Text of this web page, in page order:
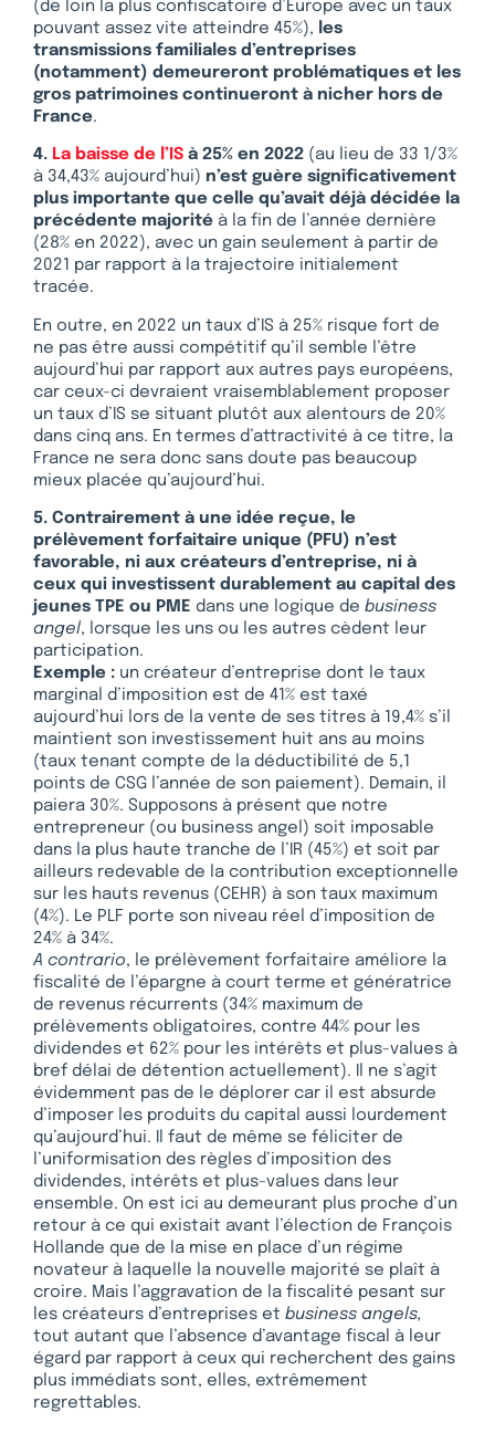
(de loin la plus confiscatoire d’Europe avec un taux
pouvant assez vite atteindre 45%), les
transmissions familiales d’entreprises
(notamment) demeureront problématiques et les
gros patrimoines continueront à nicher hors de
France.
4. La baisse de l’IS à 25% en 2022 (au lieu de 33 1/3%
à 34,43% aujourd’hui) n’est guère significativement
plus importante que celle qu’avait déjà décidée la
précédente majorité à la fin de l’année dernière
(28% en 2022), avec un gain seulement à partir de
2021 par rapport à la trajectoire initialement
tracée.
En outre, en 2022 un taux d’IS à 25% risque fort de
ne pas être aussi compétitif qu’il semble l’être
aujourd’hui par rapport aux autres pays européens,
car ceux-ci devraient vraisemblablement proposer
un taux d’IS se situant plutôt aux alentours de 20%
dans cinq ans. En termes d’attractivité à ce titre, la
France ne sera donc sans doute pas beaucoup
mieux placée qu’aujourd’hui.
5. Contrairement à une idée reçue, le
prélèvement forfaitaire unique (PFU) n’est
favorable, ni aux créateurs d’entreprise, ni à
ceux qui investissent durablement au capital des
jeunes TPE ou PME dans une logique de business
angel, lorsque les uns ou les autres cèdent leur
participation.
Exemple : un créateur d’entreprise dont le taux
marginal d’imposition est de 41% est taxé
aujourd’hui lors de la vente de ses titres à 19,4% s’il
maintient son investissement huit ans au moins
(taux tenant compte de la déductibilité de 5,1
points de CSG l’année de son paiement). Demain, il
paiera 30%. Supposons à présent que notre
entrepreneur (ou business angel) soit imposable
dans la plus haute tranche de l’IR (45%) et soit par
ailleurs redevable de la contribution exceptionnelle
sur les hauts revenus (CEHR) à son taux maximum
(4%). Le PLF porte son niveau réel d’imposition de
24% à 34%.
A contrario, le prélèvement forfaitaire améliore la
fiscalité de l’épargne à court terme et génératrice
de revenus récurrents (34% maximum de
prélèvements obligatoires, contre 44% pour les
dividendes et 62% pour les intérêts et plus-values à
bref délai de détention actuellement). Il ne s’agit
évidemment pas de le déplorer car il est absurde
d’imposer les produits du capital aussi lourdement
qu’aujourd’hui. Il faut de même se féliciter de
l’uniformisation des règles d’imposition des
dividendes, intérêts et plus-values dans leur
ensemble. On est ici au demeurant plus proche d’un
retour à ce qui existait avant l’élection de François
Hollande que de la mise en place d’un régime
novateur à laquelle la nouvelle majorité se plaît à
croire. Mais l’aggravation de la fiscalité pesant sur
les créateurs d’entreprises et business angels,
tout autant que l’absence d’avantage fiscal à leur
égard par rapport à ceux qui recherchent des gains
plus immédiats sont, elles, extrêmement
regrettables.